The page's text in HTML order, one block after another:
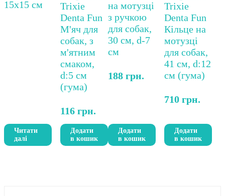
Читати
далі
116 грн.
Додати
в кошик
188 грн.
Додати
в кошик
710 грн.
Додати
в кошик